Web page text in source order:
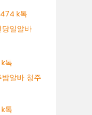
k톡
일알바
톡
알바 청주
톡